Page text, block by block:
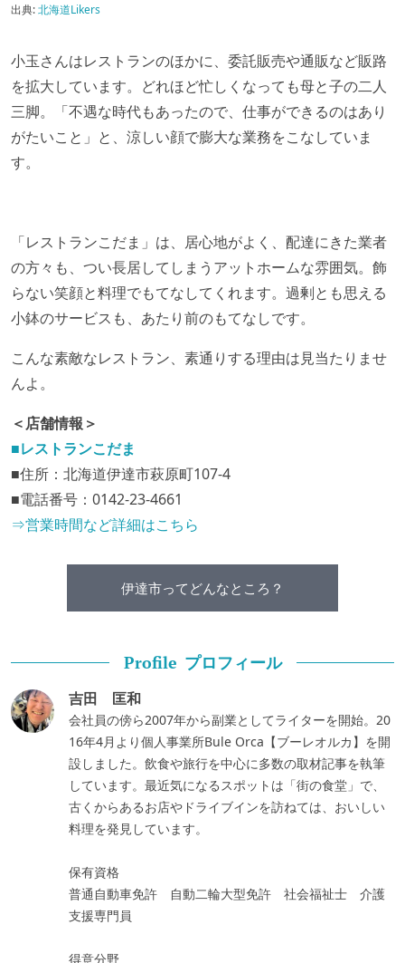
出典:北海道Likers
小玉さんはレストランのほかに、委託販売や通販など販路
を拡大しています。どれほど忙しくなっても母と子の二人
三脚。「不遇な時代もあったので、仕事ができるのはあり
がたいこと」と、涼しい顔で膨大な業務をこなしていま
す。
「レストランこだま」は、居心地がよく、配達にきた業者
の方々も、つい長居してしまうアットホームな雰囲気。飾
らない笑顔と料理でもてなしてくれます。過剰とも思える
小鉢のサービスも、あたり前のもてなしです。
こんな素敵なレストラン、素通りする理由は見当たりませ
んよ。
＜店舗情報＞
■レストランこだま
■住所：北海道伊達市萩原町107-4
■電話番号：0142-23-4661
⇒営業時間など詳細はこちら
伊達市ってどんなところ？
Profile プロフィール
吉田 匡和
会社員の傍ら2007年から副業としてライターを開始。20
16年4月より個人事業所Bule Orca【ブーレオルカ】を開
設しました。飲食や旅行を中心に多数の取材記事を執筆
しています。最近気になるスポットは「街の食堂」で、
古くからあるお店やドライブインを訪ねては、おいしい
料理を発見しています。
保有資格
普通自動車免許 自動二輪大型免許 社会福祉士 介護
支援専門員
得意分野